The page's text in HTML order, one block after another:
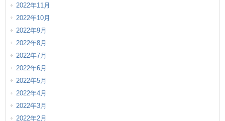
2022年11月
2022年10月
2022年9月
2022年8月
2022年7月
2022年6月
2022年5月
2022年4月
2022年3月
2022年2月